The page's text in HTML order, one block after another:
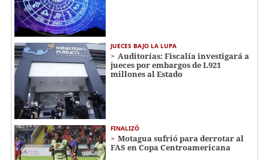
JUECES BAJO LA LUPA
Auditorías: Fiscalía investigará a
jueces por embargos de L921
millones al Estado
FINALIZÓ
Motagua sufrió para derrotar al
FAS en Copa Centroamericana